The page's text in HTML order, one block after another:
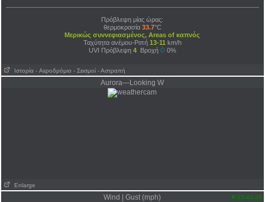
Πρόβλεψη μίας ώρας:
θερμοκρασία 33.7°C
Μερικώς συννεφιασμένος, Areas of καπνός
Ταχύτητα ανέμου-Ριπή 13-11 km/h
UVI Πρόβλεψη 4Βροχή 0%
Ιστορία - Aεροδρόμιο - Σεισμοί - Αστραπή
Aurora—Looking W
Enlarge
Wind | Gust (mph) 15:41:25